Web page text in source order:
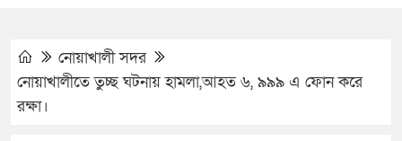
নোয়াখালী সদর
নোয়াখালীতে তুচ্ছ ঘটনায় হামলা,আহত ৬, ৯৯৯ এ ফোন করে
রক্ষা।